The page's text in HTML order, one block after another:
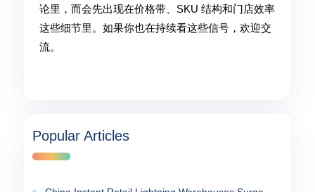
论里，而会先出现在价格带、SKU 结构和门店效率
这些细节里。如果你也在持续看这些信号，欢迎交
流。
Popular Articles